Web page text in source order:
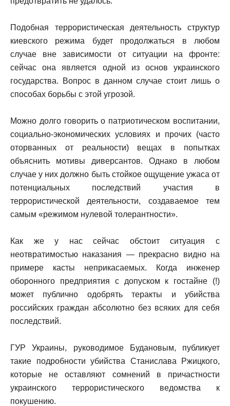
Подобная террористическая деятельность структур
киевского режима будет продолжаться в любом
случае вне зависимости от ситуации на фронте:
сейчас она является одной из основ украинского
государства. Вопрос в данном случае стоит лишь о
способах борьбы с этой угрозой.
Можно долго говорить о патриотическом воспитании,
социально-экономических условиях и прочих (часто
оторванных от реальности) вещах в попытках
объяснить мотивы диверсантов. Однако в любом
случае у них должно быть стойкое ощущение ужаса от
потенциальных последствий участия в
террористической деятельности, создаваемое тем
самым «режимом нулевой толерантности».
Как же у нас сейчас обстоит ситуация с
неотвратимостью наказания — прекрасно видно на
примере касты неприкасаемых. Когда инженер
оборонного предприятия с допуском к гостайне (!)
может публично одобрять теракты и убийства
российских граждан абсолютно без всяких для себя
последствий.
ГУР Украины, руководимое Будановым, публикует
такие подробности убийства Станислава Ржицкого,
которые не оставляют сомнений в причастности
украинского террористического ведомства к
покушению.